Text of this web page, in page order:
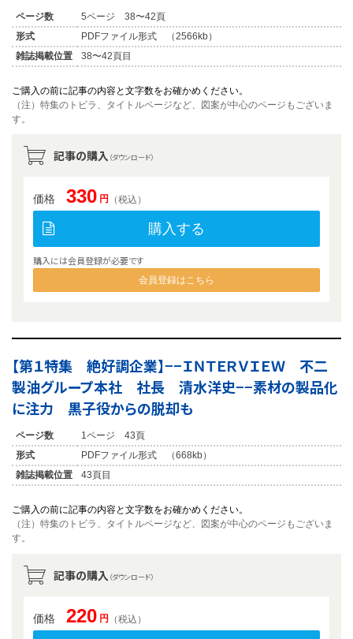
ページ数
5ページ 38〜42頁
形式
PDFファイル形式 （2566kb）
雑誌掲載位置
38〜42頁目
ご購入の前に記事の内容と文字数をお確かめください。
（注）特集のトビラ、タイトルページなど、図案が中心のページもございま
す。
記事の購入 （ダウンロード）
価格 330 円 （税込）
購入する
購入には会員登録が必要です
会員登録はこちら
【第１特集 絶好調企業】−−ＩＮＴＥＲＶＩＥＷ 不二
製油グループ本社 社長 清水洋史−−素材の製品化
に注力 黒子役からの脱却も
ページ数
1ページ 43頁
形式
PDFファイル形式 （668kb）
雑誌掲載位置
43頁目
ご購入の前に記事の内容と文字数をお確かめください。
（注）特集のトビラ、タイトルページなど、図案が中心のページもございま
す。
記事の購入 （ダウンロード）
価格 220 円 （税込）